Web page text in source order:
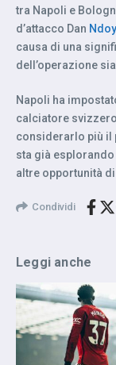
tra Napoli e
d’attacco Dan
causa di una
dell’operazione
Napoli ha
calciatore
considerarlo più il
sta già
altre opportunità
Condividi
Leggi anche